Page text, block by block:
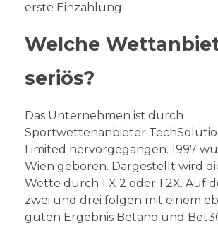
erste Einzahlung.
Welche
seriös?
Das Unternehmen ist durch
Sportwettenanbieter
Limited hervorgegangen. 1997
Wien geboren. Dargestellt wird
Wette durch 1 X 2 oder 1 2X. Auf
zwei und drei folgen mit einem
guten Ergebnis Betano und